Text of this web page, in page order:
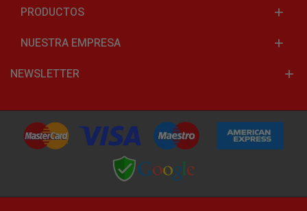
PRODUCTOS
NUESTRA EMPRESA
NEWSLETTER